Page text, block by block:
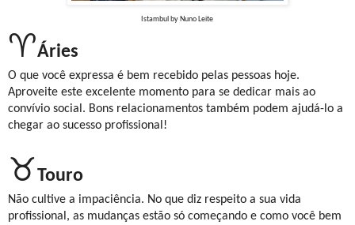
Istambul by Nuno Leite
♈Áries
O que você expressa é bem recebido pelas pessoas hoje.
Aproveite este excelente momento para se dedicar mais ao
convívio social. Bons relacionamentos também podem ajudá-lo a
chegar ao sucesso profissional!
♉Touro
Não cultive a impaciência. No que diz respeito a sua vida
profissional, as mudanças estão só começando e como você bem